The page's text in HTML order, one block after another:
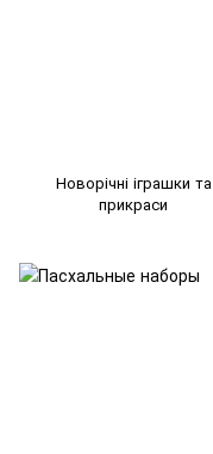
Новорічні іграшки та
прикраси